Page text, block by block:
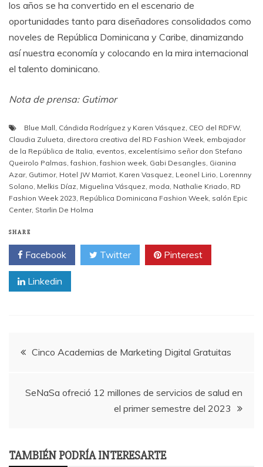
los años se ha convertido en el escenario de
oportunidades tanto para diseñadores consolidados como
noveles de República Dominicana y Caribe, dinamizando
así nuestra economía y colocando en la mira internacional
el talento dominicano.
Nota de prensa: Gutimor
Blue Mall Cándida Rodríguez y Karen Vásquez CEO del RDFW,
Claudia Zulueta directora creativa del RD Fashion Week embajador
de la República de Italia eventos excelentísimo señor don Stefano
Queirolo Palmas ,fashion ,fashion week Gabi Desangles Gianina
Azar, Gutimor, Hotel JW Marriot Karen Vasquez Leonel Lirio Lorennny
Solano Melkis Díaz Miguelina Vásquez moda Nathalie Kriado RD
Fashion Week 2023 República Dominicana Fashion Week salón Epic
Center, Starlin De Holma
SHARE
Facebook Twitter Pinterest
Linkedin
PostCinco Academias de Marketing Digital Gratuitas
SeNaSa ofreció 12 millones de servicios de salud en
el primer semestre del 2023
TAMBIÉN PODRÍA INTERESARTE